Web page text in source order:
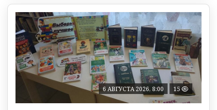
6 АВГУСТА 2026, 8:00 15